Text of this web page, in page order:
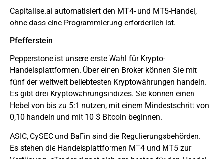
Capitalise.ai automatisiert den MT4- und MT5-Handel,
ohne dass eine Programmierung erforderlich ist.
Pfefferstein
Pepperstone ist unsere erste Wahl für Krypto-
Handelsplattformen. Über einen Broker können Sie mit
fünf der weltweit beliebtesten Kryptowährungen handeln.
Es gibt drei Kryptowährungsindizes. Sie können einen
Hebel von bis zu 5:1 nutzen, mit einem Mindestschritt von
0,10 handeln und mit 10 $ Bitcoin beginnen.
ASIC, CySEC und BaFin sind die Regulierungsbehörden.
Es stehen die Handelsplattformen MT4 und MT5 zur